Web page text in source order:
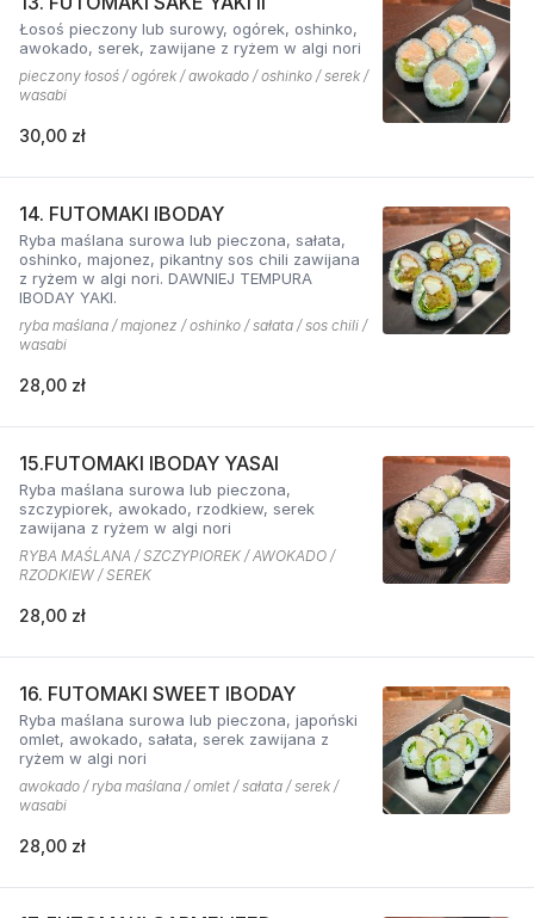
Łosoś pieczony lub surowy, ogórek, oshinko,
awokado, serek, zawijane z ryżem w algi nori
pieczony łosoś / ogórek / awokado / oshinko / serek /
wasabi
30,00 zł
14. FUTOMAKI IBODAY
Ryba maślana surowa lub pieczona, sałata,
oshinko, majonez, pikantny sos chili zawijana
z ryżem w algi nori. DAWNIEJ TEMPURA
IBODAY YAKI.
ryba maślana / majonez / oshinko / sałata / sos chili /
wasabi
28,00 zł
15.FUTOMAKI IBODAY YASAI
Ryba maślana surowa lub pieczona,
szczypiorek, awokado, rzodkiew, serek
zawijana z ryżem w algi nori
RYBA MAŚLANA / SZCZYPIOREK / AWOKADO /
RZODKIEW / SEREK
28,00 zł
16. FUTOMAKI SWEET IBODAY
Ryba maślana surowa lub pieczona, japoński
omlet, awokado, sałata, serek zawijana z
ryżem w algi nori
awokado / ryba maślana / omlet / sałata / serek /
wasabi
28,00 zł